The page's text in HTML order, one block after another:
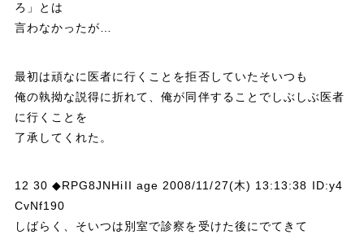
ろ」とは
言わなかったが…
最初は頑なに医者に行くことを拒否していたそいつも
俺の執拗な説得に折れて、俺が同伴することでしぶしぶ医者
に行くことを
了承してくれた。
12 30 ◆RPG8JNHiII age 2008/11/27(木) 13:13:38 ID:y4
CvNf190
しばらく、そいつは別室で診察を受けた後にでてきて